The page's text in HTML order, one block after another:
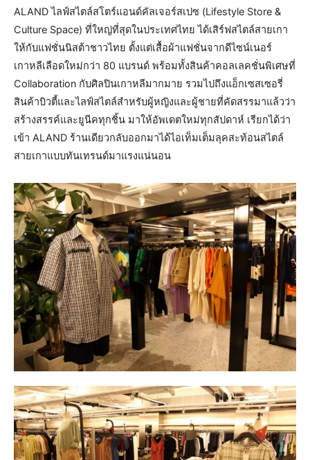
ALAND ไลฟ์สไตล์สโตร์แอนด์คัลเจอร์สเปซ (Lifestyle Store &
Culture Space) ที่ใหญ่ที่สุดในประเทศไทย ได้เสิร์ฟสไตล์สายเกา
ให้กับแฟชั่นนิสต้าชาวไทย ตั้งแต่เสื้อผ้าแฟชั่นจากดีไซน์เนอร์
เกาหลีเลือดใหม่กว่า 80 แบรนด์ พร้อมทั้งสินค้าคอลเลคชั่นพิเศษที่
Collaboration กับศิลปินเกาหลีมากมาย รวมไปถึงแอ็กเซสเซอรี่
สินค้าบิวตี้และไลฟ์สไตล์สำหรับผู้หญิงและผู้ชายที่คัดสรรมาแล้วว่า
สร้างสรรค์และยูนีคทุกชิ้น มาให้อัพเดตใหม่ทุกสัปดาห์ เรียกได้ว่า
เข้า ALAND ร้านเดียวกลับออกมาได้ไอเท็มเต็มลุคสะท้อนสไตล์
สายเกาแบบทันเทรนด์มาแรงแน่นอน